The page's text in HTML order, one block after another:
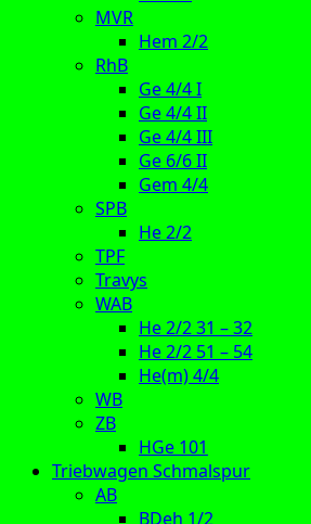
MVR
Hem 2/2
RhB
Ge 4/4 I
Ge 4/4 II
Ge 4/4 III
Ge 6/6 II
Gem 4/4
SPB
He 2/2
TPF
Travys
WAB
He 2/2 31 – 32
He 2/2 51 – 54
He(m) 4/4
WB
ZB
HGe 101
Triebwagen Schmalspur
AB
BDeh 1/2